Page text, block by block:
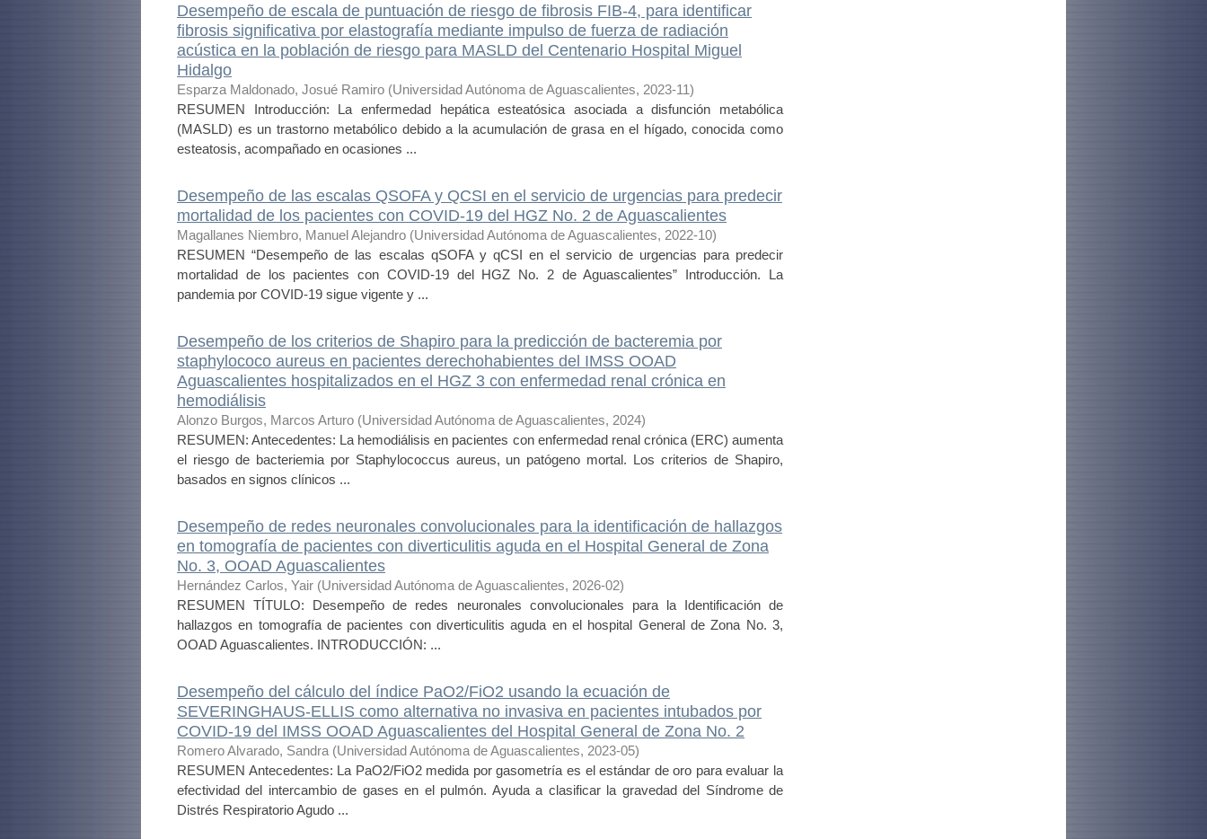
Desempeño de escala de puntuación de riesgo de fibrosis FIB-4, para identificar
fibrosis significativa por elastografía mediante impulso de fuerza de radiación
acústica en la población de riesgo para MASLD del Centenario Hospital Miguel
Hidalgo
Esparza Maldonado, Josué Ramiro (Universidad Autónoma de Aguascalientes, 2023-11)
RESUMEN Introducción: La enfermedad hepática esteatósica asociada a disfunción metabólica
(MASLD) es un trastorno metabólico debido a la acumulación de grasa en el hígado, conocida como
esteatosis, acompañado en ocasiones ...
Desempeño de las escalas QSOFA y QCSI en el servicio de urgencias para predecir
mortalidad de los pacientes con COVID-19 del HGZ No. 2 de Aguascalientes
Magallanes Niembro, Manuel Alejandro (Universidad Autónoma de Aguascalientes, 2022-10)
RESUMEN “Desempeño de las escalas qSOFA y qCSI en el servicio de urgencias para predecir
mortalidad de los pacientes con COVID-19 del HGZ No. 2 de Aguascalientes” Introducción. La
pandemia por COVID-19 sigue vigente y ...
Desempeño de los criterios de Shapiro para la predicción de bacteremia por
staphylococo aureus en pacientes derechohabientes del IMSS OOAD
Aguascalientes hospitalizados en el HGZ 3 con enfermedad renal crónica en
hemodiálisis
Alonzo Burgos, Marcos Arturo (Universidad Autónoma de Aguascalientes, 2024)
RESUMEN: Antecedentes: La hemodiálisis en pacientes con enfermedad renal crónica (ERC) aumenta
el riesgo de bacteriemia por Staphylococcus aureus, un patógeno mortal. Los criterios de Shapiro,
basados en signos clínicos ...
Desempeño de redes neuronales convolucionales para la identificación de hallazgos
en tomografía de pacientes con diverticulitis aguda en el Hospital General de Zona
No. 3, OOAD Aguascalientes
Hernández Carlos, Yair (Universidad Autónoma de Aguascalientes, 2026-02)
RESUMEN TÍTULO: Desempeño de redes neuronales convolucionales para la Identificación de
hallazgos en tomografía de pacientes con diverticulitis aguda en el hospital General de Zona No. 3,
OOAD Aguascalientes. INTRODUCCIÓN: ...
Desempeño del cálculo del índice PaO2/FiO2 usando la ecuación de
SEVERINGHAUS-ELLIS como alternativa no invasiva en pacientes intubados por
COVID-19 del IMSS OOAD Aguascalientes del Hospital General de Zona No. 2
Romero Alvarado, Sandra (Universidad Autónoma de Aguascalientes, 2023-05)
RESUMEN Antecedentes: La PaO2/FiO2 medida por gasometría es el estándar de oro para evaluar la
efectividad del intercambio de gases en el pulmón. Ayuda a clasificar la gravedad del Síndrome de
Distrés Respiratorio Agudo ...